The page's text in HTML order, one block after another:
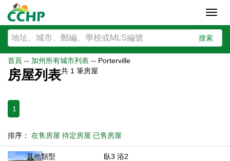
搜索
首頁 -- 加州所有城市列表 -- Porterville
房屋列表共 1 筆房屋
1
排序： 在售房屋 待定房屋 已售房屋
其他類型
臥3 浴2